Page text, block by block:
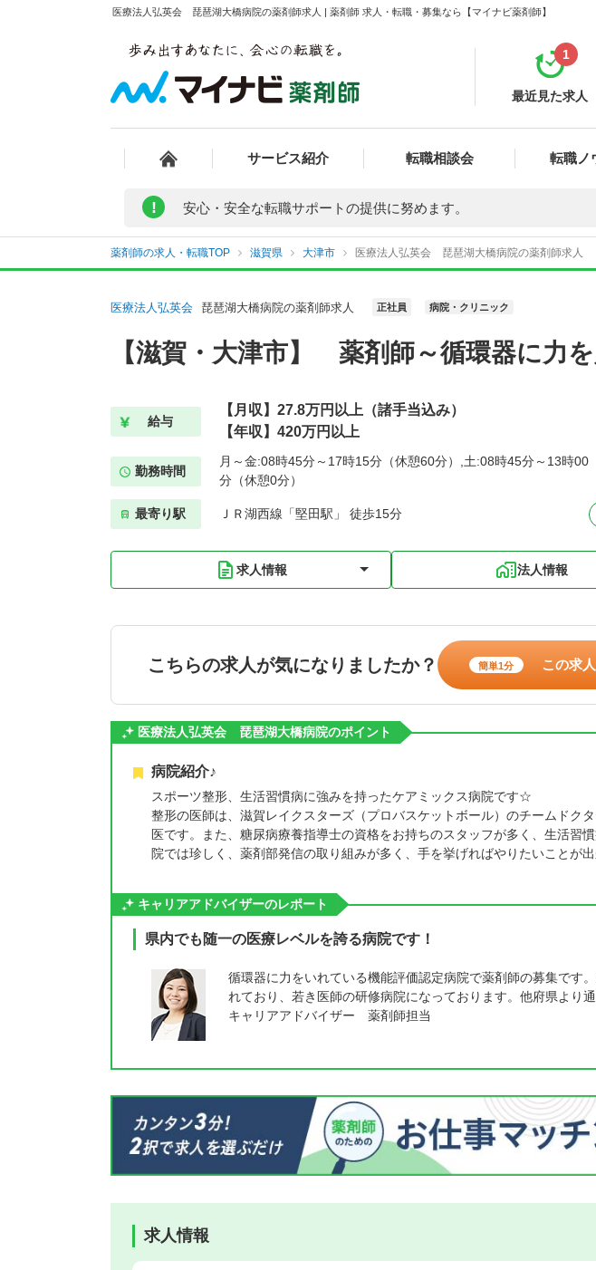
医療法人弘英会 琵琶湖大橋病院の薬剤師求人 | 薬剤師 求人・転職・募集なら【マイナビ薬剤師】
最近見た求人
1
サービス紹介 転職相談会 転職ノ
! 安心・安全な転職サポートの提供に努めます。
薬剤師の求人・転職TOP 滋賀県 大津市 医療法人弘英会 琵琶湖大橋病院の薬剤師求人
医療法人弘英会 琵琶湖大橋病院の薬剤師求人 正社員 病院・クリニック
【滋賀・大津市】 薬剤師～循環器に力
給与
【月収】27.8万円以上（諸手当込み）
【年収】420万円以上
勤務時間
月～金:08時45分～17時15分（休憩60分）,土:08時45分～13時00
分（休憩0分）
最寄り駅 ＪＲ湖西線「堅田駅」 徒歩15分
求人情報 法人情報
こちらの求人が気になりましたか？ 簡単1分 この求
医療法人弘英会 琵琶湖大橋病院のポイント
病院紹介♪
スポーツ整形、生活習慣病に強みを持ったケアミックス病院です☆
整形の医師は、滋賀レイクスターズ（プロバスケットボール）のチームドク
医です。また、糖尿病療養指導士の資格をお持ちのスタッフが多く、生活習
院では珍しく、薬剤部発信の取り組みが多く、手を挙げればやりたいことが出
キャリアアドバイザーのレポート
県内でも随一の医療レベルを誇る病院です！
循環器に力をいれている機能評価認定病院で薬剤師の募集です
れており、若き医師の研修病院になっております。他府県より
キャリアアドバイザー 薬剤師担当
求人情報